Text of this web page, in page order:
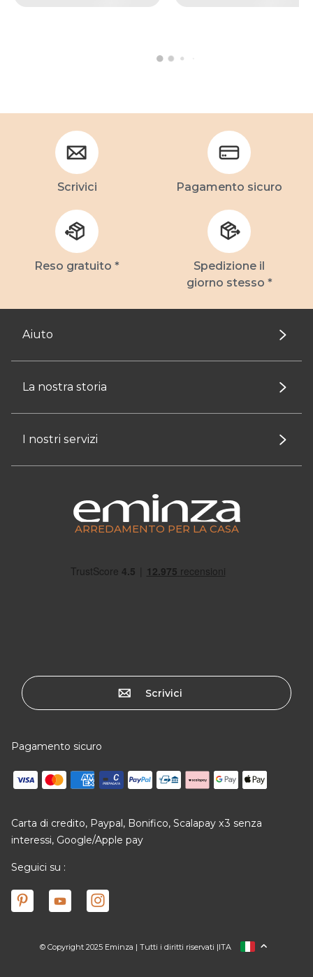
Scrivici Pagamento sicuro
Reso gratuito *
Spedizione il
giorno stesso *
Aiuto
La nostra storia
I nostri servizi
ARREDAMENTO PER LA CASA
Scrivici
Pagamento sicuro
Carta di credito, Paypal, Bonifico, Scalapay x3 senza
interessi, Google/Apple pay
Seguici su :
© Copyright 2025 Eminza | Tutti i diritti riservati |
FRANCIAITA